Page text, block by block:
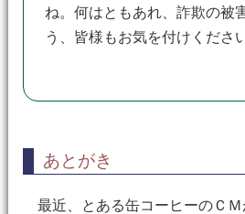
ね。何はともあれ、詐欺の被
う、皆様もお気を付けくださ
あとがき
最近、とある缶コーヒーのＣＭ